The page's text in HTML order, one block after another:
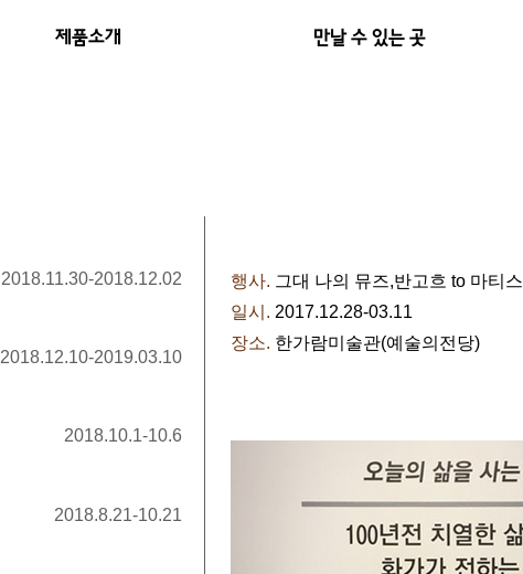
제품소개 만날 수 있는 곳
2018.11.30-2018.12.02
2018.12.10-2019.03.10
2018.10.1-10.6
2018.8.21-10.21
행사. 그대 나의 뮤즈,반고흐 to 마티스
일시. 2017.12.28-03.11
장소. 한가람미술관(예술의전당)